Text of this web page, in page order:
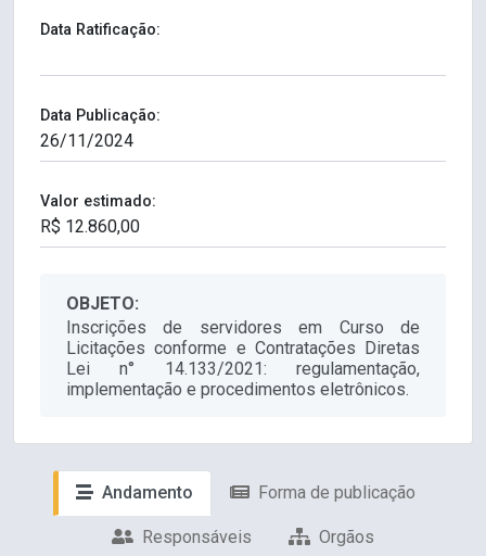
Data Ratificação:
Data Publicação:
Valor estimado:
OBJETO:
Inscrições de servidores em Curso de
Licitações conforme e Contratações Diretas
Lei n° 14.133/2021: regulamentação,
implementação e procedimentos eletrônicos.
Andamento Forma de publicação
Responsáveis Orgãos